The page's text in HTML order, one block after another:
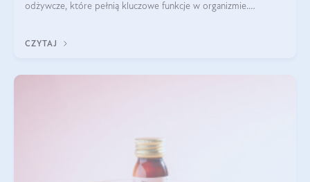
odżywcze, które pełnią kluczowe funkcje w organizmie.
CZYTAJ